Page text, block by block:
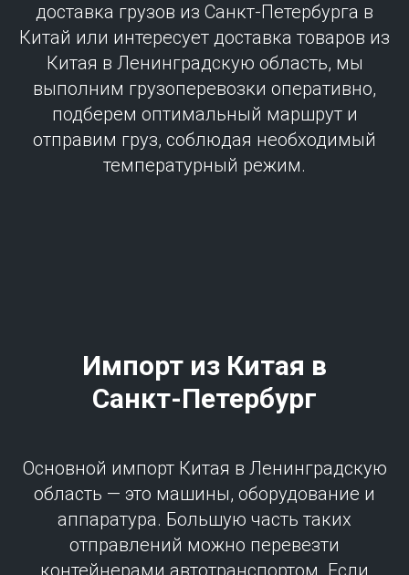
доставка грузов из Санкт-Петербурга в
Китай или интересует доставка товаров из
Китая в Ленинградскую область, мы
выполним грузоперевозки оперативно,
подберем оптимальный маршрут и
отправим груз, соблюдая необходимый
температурный режим.
Импорт из Китая в
Санкт-Петербург
Основной импорт Китая в Ленинградскую
область — это машины, оборудование и
аппаратура. Большую часть таких
отправлений можно перевезти
контейнерами автотранспортом. Если